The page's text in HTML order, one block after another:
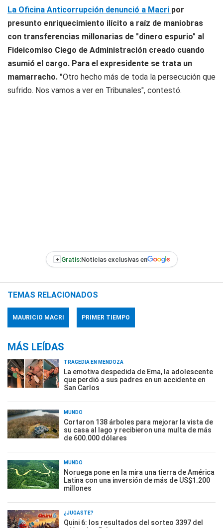
La Oficina Anticorrupción denunció a Macri por
presunto enriquecimiento ilícito a raíz de maniobras
con transferencias millonarias de "dinero espurio" al
Fideicomiso Ciego de Administración creado cuando
asumió el cargo. Para el expresidente se trata un
mamarracho. "Otro hecho más de toda la persecución que
sufrido. Nos vamos a ver en Tribunales", contestó.
+ Gratis:Noticias exclusivas en
TEMAS RELACIONADOS
MAURICIO MACRI PRIMER TIEMPO
MÁS LEÍDAS
TRAGEDIA EN MENDOZA
La emotiva despedida de Ema, la adolescente
que perdió a sus padres en un accidente en
San Carlos
MUNDO
Cortaron 138 árboles para mejorar la vista de
su casa al lago y recibieron una multa de más
de 600.000 dólares
MUNDO
Noruega pone en la mira una tierra de América
Latina con una inversión de más de US$1.200
millones
¿JUGASTE?
Quini 6: los resultados del sorteo 3397 del